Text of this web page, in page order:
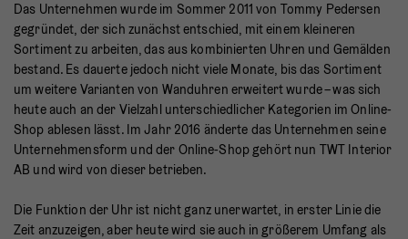
Das Unternehmen wurde im Sommer 2011 von Tommy Pedersen
gegründet, der sich zunächst entschied, mit einem kleineren
Sortiment zu arbeiten, das aus kombinierten Uhren und Gemälden
bestand. Es dauerte jedoch nicht viele Monate, bis das Sortiment
um weitere Varianten von Wanduhren erweitert wurde – was sich
heute auch an der Vielzahl unterschiedlicher Kategorien im Online-
Shop ablesen lässt. Im Jahr 2016 änderte das Unternehmen seine
Unternehmensform und der Online-Shop gehört nun TWT Interior
AB und wird von dieser betrieben.
Die Funktion der Uhr ist nicht ganz unerwartet, in erster Linie die
Zeit anzuzeigen, aber heute wird sie auch in größerem Umfang als